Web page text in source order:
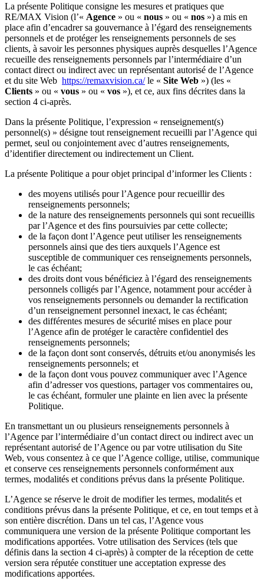
La présente Politique consigne les mesures et pratiques que
RE/MAX Vision (l’« Agence » ou « nous » ou « nos ») a mis en
place afin d’encadrer sa gouvernance à l’égard des renseignements
personnels et de protéger les renseignements personnels de ses
clients, à savoir les personnes physiques auprès desquelles l’Agence
recueille des renseignements personnels par l’intermédiaire d’un
contact direct ou indirect avec un représentant autorisé de l’Agence
et du site Web https://remaxvision.ca/le « Site Web ») (les «
Clients » ou « vous » ou « vos »), et ce, aux fins décrites dans la
section 4 ci-après.
Dans la présente Politique, l’expression « renseignement(s)
personnel(s) » désigne tout renseignement recueilli par l’Agence qui
permet, seul ou conjointement avec d’autres renseignements,
d’identifier directement ou indirectement un Client.
La présente Politique a pour objet principal d’informer les Clients :
des moyens utilisés pour l’Agence pour recueillir des
renseignements personnels;
de la nature des renseignements personnels qui sont recueillis
par l’Agence et des fins poursuivies par cette collecte;
de la façon dont l’Agence peut utiliser les renseignements
personnels ainsi que des tiers auxquels l’Agence est
susceptible de communiquer ces renseignements personnels,
le cas échéant;
des droits dont vous bénéficiez à l’égard des renseignements
personnels colligés par l’Agence, notamment pour accéder à
vos renseignements personnels ou demander la rectification
d’un renseignement personnel inexact, le cas échéant;
des différentes mesures de sécurité mises en place pour
l’Agence afin de protéger le caractère confidentiel des
renseignements personnels;
de la façon dont sont conservés, détruits et/ou anonymisés les
renseignements personnels; et
de la façon dont vous pouvez communiquer avec l’Agence
afin d’adresser vos questions, partager vos commentaires ou,
le cas échéant, formuler une plainte en lien avec la présente
Politique.
En transmettant un ou plusieurs renseignements personnels à
l’Agence par l’intermédiaire d’un contact direct ou indirect avec un
représentant autorisé de l’Agence ou par votre utilisation du Site
Web, vous consentez à ce que l’Agence collige, utilise, communique
et conserve ces renseignements personnels conformément aux
termes, modalités et conditions prévus dans la présente Politique.
L’Agence se réserve le droit de modifier les termes, modalités et
conditions prévus dans la présente Politique, et ce, en tout temps et à
son entière discrétion. Dans un tel cas, l’Agence vous
communiquera une version de la présente Politique comportant les
modifications apportées. Votre utilisation des Services (tels que
définis dans la section 4 ci-après) à compter de la réception de cette
version sera réputée constituer une acceptation expresse des
modifications apportées.